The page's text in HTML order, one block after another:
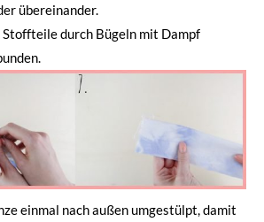
übereinander.
Stoffteile durch Bügeln mit Dampf
einmal nach außen umgestülpt, damit